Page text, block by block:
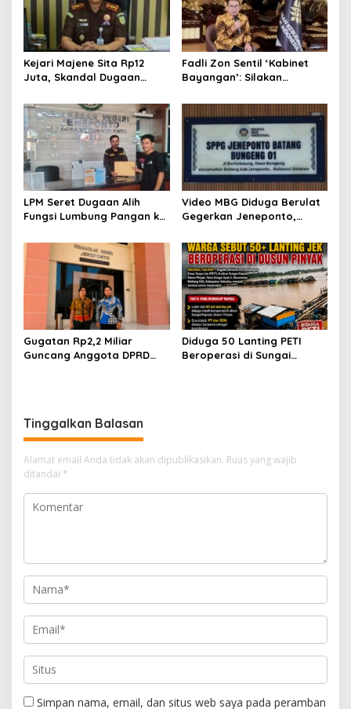
p
o
s
Kejari Majene Sita Rp12
Juta, Skandal Dugaan
Mulai Terkuak
Fadli Zon Sentil ‘Kabinet
Bayangan’: Silakan
Sekadar Bayangan
LPM Seret Dugaan Alih
Fungsi Lumbung Pangan ke
Jeneponto Didesak
Bongkar Seluruh Dokumen
Video MBG Diduga Berulat
Gegerkan Jeneponto,
Suara
Gugatan Rp2,2 Miliar
Guncang Anggota DPRD
Diduga 50 Lanting PETI
Beroperasi di Sungai
Tinggalkan Balasan
Alamat email Anda tidak akan dipublikasikan. Ruas yang wajib
ditandai *
Simpan nama, email, dan situs web saya pada peramban